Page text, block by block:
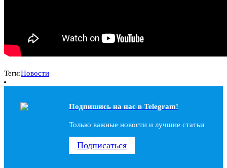
Теги:Новости
Подпишись на наc в Telegram!
Только важные новости и лучшие статьи
Подписаться